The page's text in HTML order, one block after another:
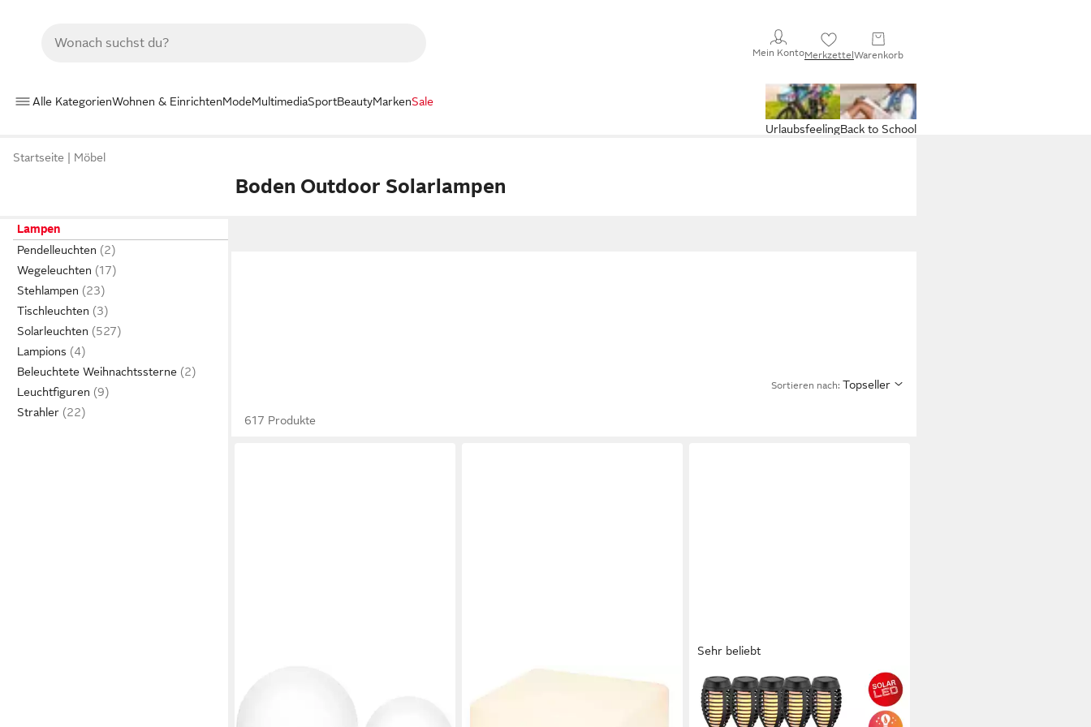
Mein KontoMerkzettelWarenkorb
Alle KategorienWohnen & EinrichtenModeMultimediaSportBeautyMarkenSale
Back to School
Urlaubsfeeling
Startseite Möbel
Boden Outdoor Solarlampen
Lampen
Pendelleuchten
Wegeleuchten
Stehlampen
Tischleuchten
Solarleuchten
Lampions
Beleuchtete Weihnachtssterne
Leuchtfiguren
Strahler
Sortieren nach: Topseller
617 Produkte
OTTO HOME
LED Solarleuchte Eellin, LED-Solar
Sehr beliebt
NÄVE
LED Solarleuchte Fanilo,
Tageslichtsensor, LED fest integriert,